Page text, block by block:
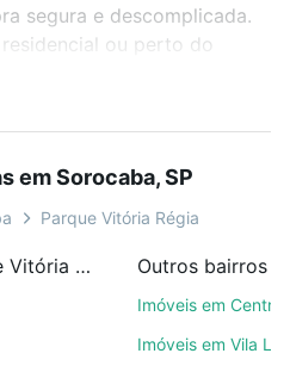
segura e descomplicada.
ou perto do
3 banheiros à venda em
SP para conquistar
compromisso e você
46 mil corretores e
em Sorocaba, SP
Parque Vitória Régia
Mais imóveis em Parque Vitória Régia Outros bairros
Imóveis em Centro
Imóveis em Vila